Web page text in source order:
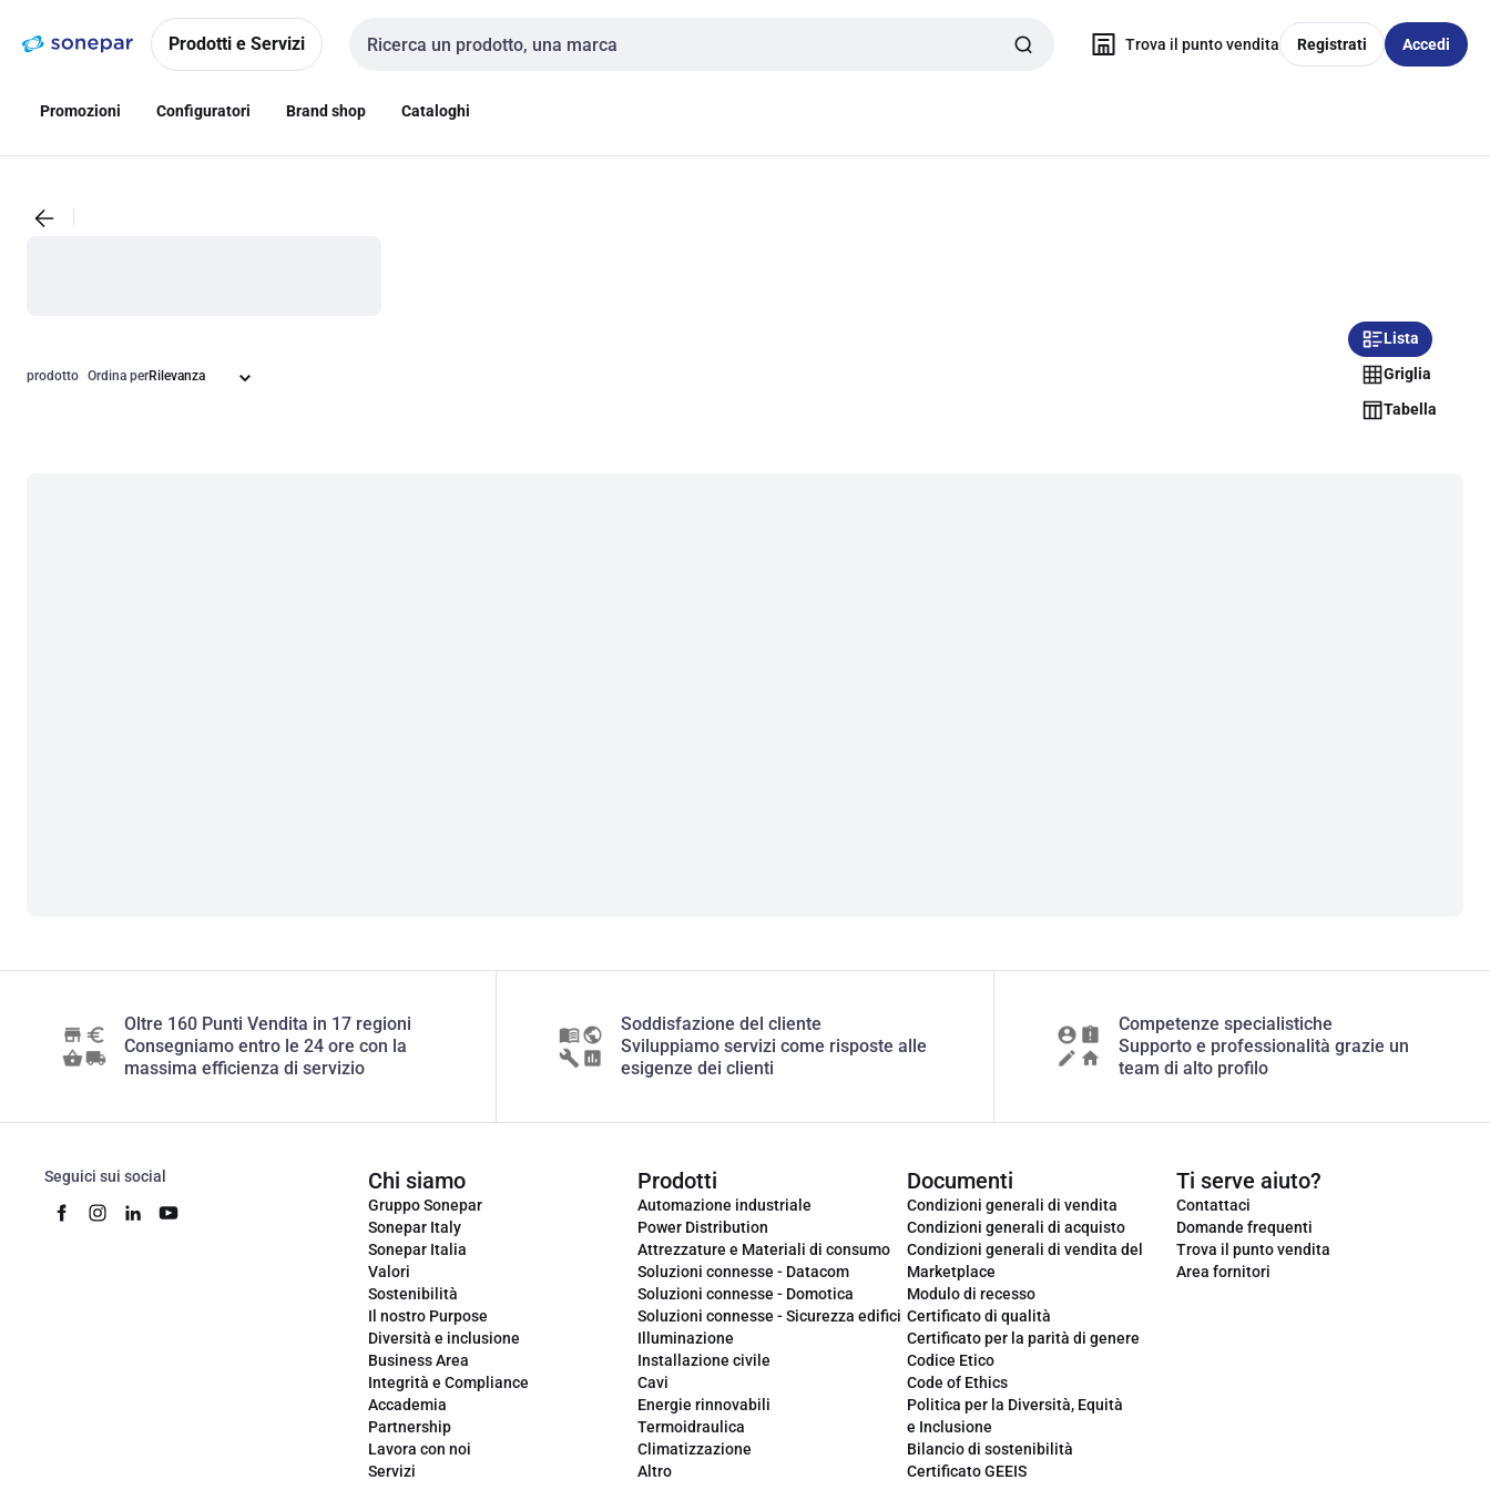
navigazionealla
Prodotti e Servizi
Cerca input
Trova il punto vendita Registrati Accedi
Promozioni Configuratori Brand shop Cataloghi
prodotto Ordina per
Lista
Griglia
Tabella
Oltre 160 Punti Vendita in 17 regioni
Consegniamo entro le 24 ore con la
massima efficienza di servizio
Soddisfazione del cliente
Sviluppiamo servizi come risposte alle
esigenze dei clienti
Competenze specialistiche
Supporto e professionalità grazie un
team di alto profilo
Seguici sui social Chi siamo
Gruppo Sonepar
Sonepar Italy
Sonepar Italia
Valori
Sostenibilità
Il nostro Purpose
Diversità e inclusione
Business Area
Integrità e Compliance
Accademia
Partnership
Lavora con noi
Servizi
Prodotti
Automazione industriale
Power Distribution
Attrezzature e Materiali di consumo
Soluzioni connesse - Datacom
Soluzioni connesse - Domotica
Soluzioni connesse - Sicurezza edifici
Illuminazione
Installazione civile
Cavi
Energie rinnovabili
Termoidraulica
Climatizzazione
Altro
Documenti
Condizioni generali di vendita
Condizioni generali di acquisto
Condizioni generali di vendita del
Marketplace
Modulo di recesso
Certificato di qualità
Certificato per la parità di genere
Codice Etico
Code of Ethics
Politica per la Diversità, Equità
e Inclusione
Bilancio di sostenibilità
Certificato GEEIS
Ti serve aiuto?
Contattaci
Domande frequenti
Trova il punto vendita
Area fornitori